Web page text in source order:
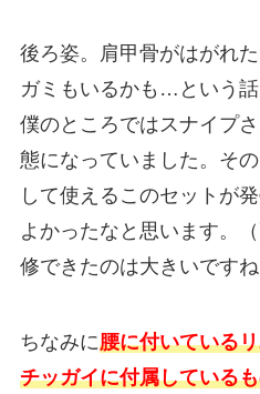
後ろ姿。肩甲骨がはがれ
ガミもいるかも…という話
僕のところではスナイプ
態になっていました。そ
して使えるこのセットが
よかったなと思います。
修できたのは大きいです
ちなみに腰に付いている
チッガイに付属している